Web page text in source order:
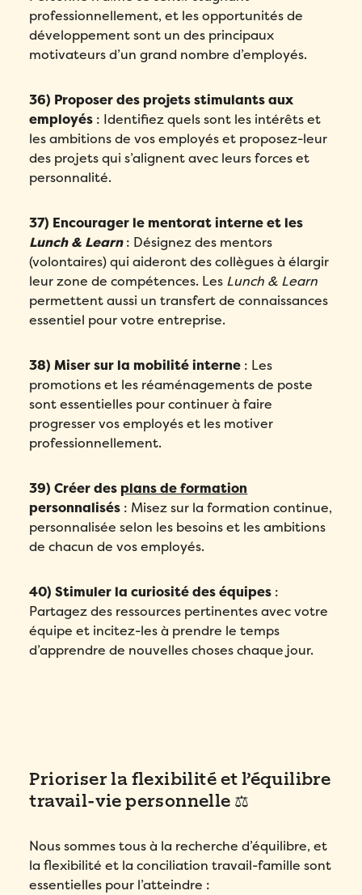
professionnellement, et les opportunités de
développement sont un des principaux
motivateurs d’un grand nombre d’employés.
36) Proposer des projets stimulants aux
employés : Identifiez quels sont les intérêts et
les ambitions de vos employés et proposez-leur
des projets qui s’alignent avec leurs forces et
personnalité.
37) Encourager le mentorat interne et les
Lunch & Learn: Désignez des mentors
(volontaires) qui aideront des collègues à élargir
leur zone de compétences. Les Lunch & Learn
permettent aussi un transfert de connaissances
essentiel pour votre entreprise.
38) Miser sur la mobilité interne : Les
promotions et les réaménagements de poste
sont essentielles pour continuer à faire
progresser vos employés et les motiver
professionnellement.
39) Créer des plans de formation
personnalisés : Misez sur la formation continue,
personnalisée selon les besoins et les ambitions
de chacun de vos employés.
40) Stimuler la curiosité des équipes :
Partagez des ressources pertinentes avec votre
équipe et incitez-les à prendre le temps
d’apprendre de nouvelles choses chaque jour.
Prioriser la flexibilité et l’équilibre
travail-vie personnelle ⚖️
Nous sommes tous à la recherche d’équilibre, et
la flexibilité et la conciliation travail-famille sont
essentielles pour l’atteindre :